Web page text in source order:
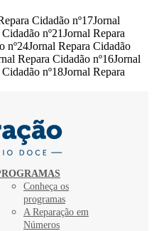
Cidadão nº17Jornal
nº21Jornal Repara
nº24Jornal Repara Cidadão
Repara Cidadão nº16Jornal
nº18Jornal Repara
Conheça os
programas
A Reparação em
Números